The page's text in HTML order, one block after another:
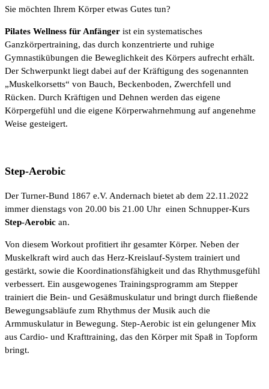
Sie möchten Ihrem Körper etwas Gutes tun?
Pilates Wellness für Anfänger ist ein systematisches
Ganzkörpertraining, das durch konzentrierte und ruhige
Gymnastikübungen die Beweglichkeit des Körpers aufrecht erhält.
Der Schwerpunkt liegt dabei auf der Kräftigung des sogenannten
„Muskelkorsetts“ von Bauch, Beckenboden, Zwerchfell und
Rücken. Durch Kräftigen und Dehnen werden das eigene
Körpergefühl und die eigene Körperwahrnehmung auf angenehme
Weise gesteigert.
Step-Aerobic
Der Turner-Bund 1867 e.V. Andernach bietet ab dem 22.11.2022
immer dienstags von 20.00 bis 21.00 Uhr einen Schnupper-Kurs
Step-Aerobic an.
Von diesem Workout profitiert ihr gesamter Körper. Neben der
Muskelkraft wird auch das Herz-Kreislauf-System trainiert und
gestärkt, sowie die Koordinationsfähigkeit und das Rhythmusgefühl
verbessert. Ein ausgewogenes Trainingsprogramm am Stepper
trainiert die Bein- und Gesäßmuskulatur und bringt durch fließende
Bewegungsabläufe zum Rhythmus der Musik auch die
Armmuskulatur in Bewegung. Step-Aerobic ist ein gelungener Mix
aus Cardio- und Krafttraining, das den Körper mit Spaß in Topform
bringt.